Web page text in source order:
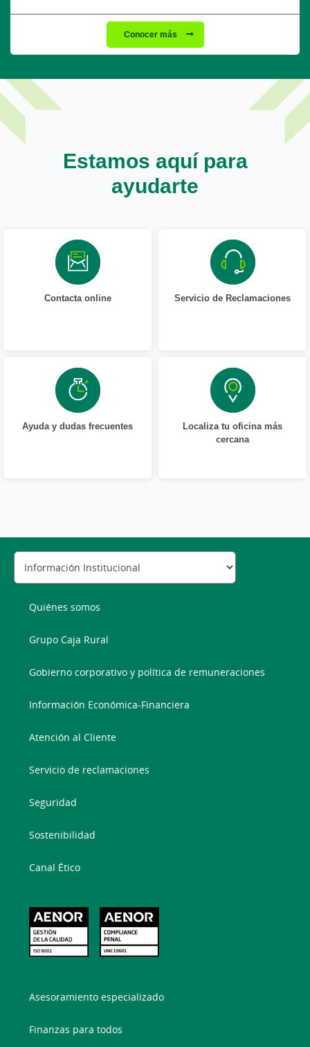
Conocer más
Estamos aquí para
ayudarte
Contacta online Servicio de Reclamaciones
Ayuda y dudas frecuentes
Localiza tu oficina más
cercana
Quiénes somos
Grupo Caja Rural
Gobierno corporativo y política de remuneraciones
Información Económica-Financiera
Atención al Cliente
Servicio de reclamaciones
Seguridad
Sostenibilidad
Canal Ético
Asesoramiento especializado
Finanzas para todos